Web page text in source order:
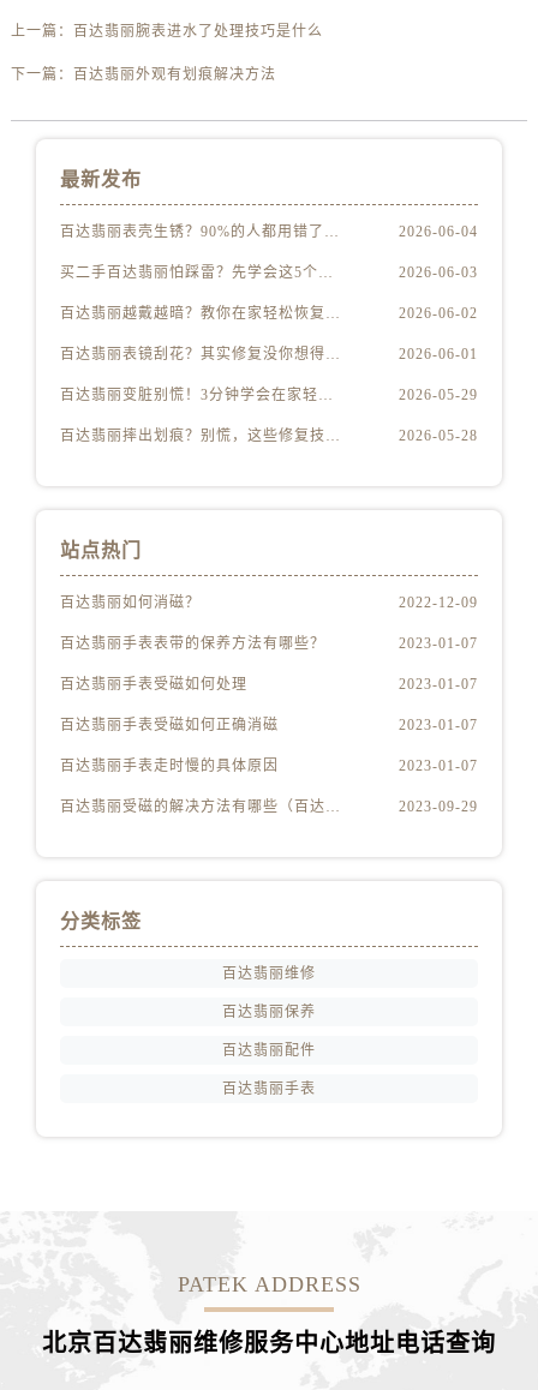
上一篇： 百达翡丽腕表进水了处理技巧是什么
下一篇： 百达翡丽外观有划痕解决方法
最新发布
百达翡丽表壳生锈？90%的人都用错了清洁方法 2026-06-04
买二手百达翡丽怕踩雷？先学会这5个防伪要点 2026-06-03
百达翡丽越戴越暗？教你在家轻松恢复出厂光泽 2026-06-02
百达翡丽表镜刮花？其实修复没你想得那么贵 2026-06-01
百达翡丽变脏别慌！3分钟学会在家轻松清洗 2026-05-29
百达翡丽摔出划痕？别慌，这些修复技巧太实用了 2026-05-28
站点热门
百达翡丽如何消磁？ 2022-12-09
百达翡丽手表表带的保养方法有哪些？ 2023-01-07
百达翡丽手表受磁如何处理 2023-01-07
百达翡丽手表受磁如何正确消磁 2023-01-07
百达翡丽手表走时慢的具体原因 2023-01-07
百达翡丽受磁的解决方法有哪些（百达翡丽受磁解决方法是什么） 2023-09-29
分类标签
百达翡丽维修
百达翡丽保养
百达翡丽配件
百达翡丽手表
PATEK ADDRESS
北京百达翡丽维修服务中心地址电话查询